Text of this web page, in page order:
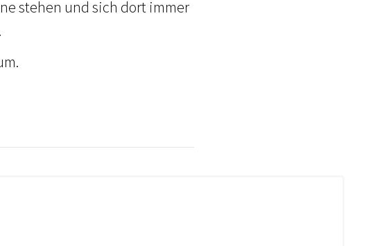
stehen und sich dort immer